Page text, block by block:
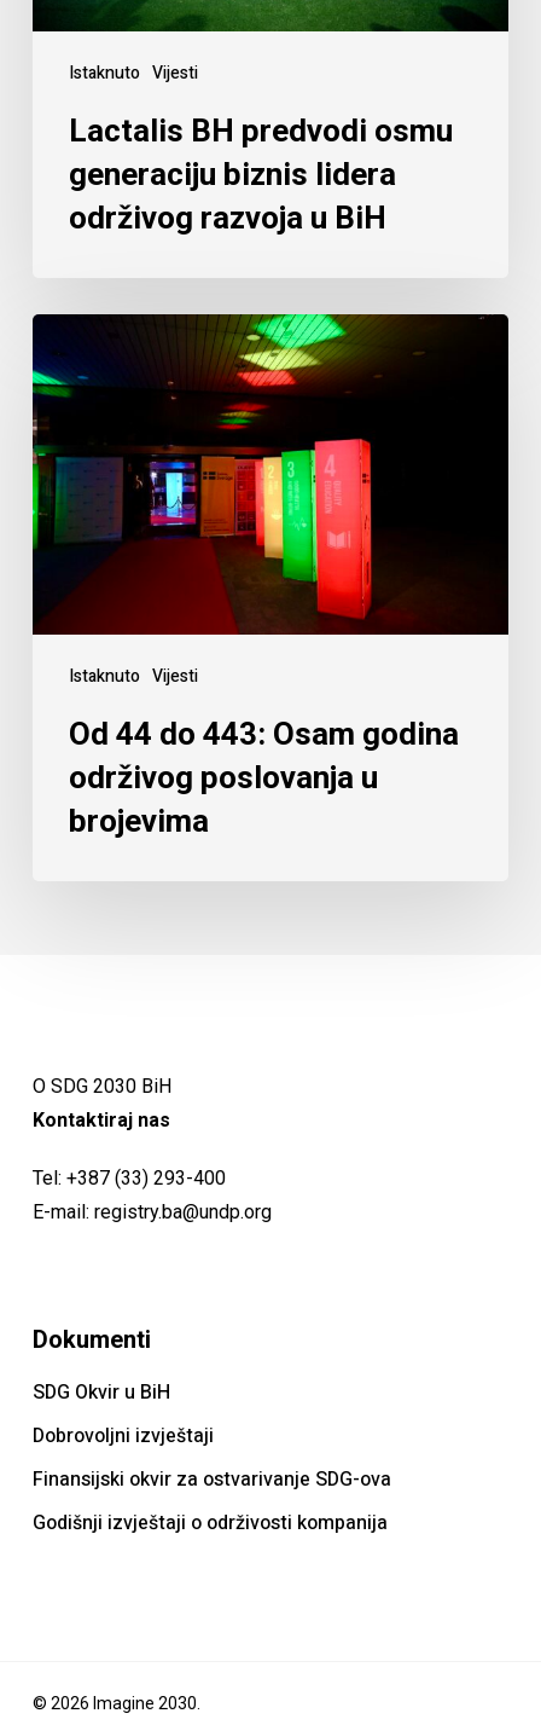
Istaknuto Vijesti
Lactalis BH predvodi osmu
generaciju biznis lidera
održivog razvoja u BiH
Istaknuto Vijesti
Od 44 do 443: Osam godina
održivog poslovanja u
brojevima
O SDG 2030 BiH
Kontaktiraj nas
Tel: +387 (33) 293-400
E-mail: registry.ba@undp.org
Dokumenti
SDG Okvir u BiH
Dobrovoljni izvještaji
Finansijski okvir za ostvarivanje SDG-ova
Godišnji izvještaji o održivosti kompanija
© 2026 Imagine 2030.